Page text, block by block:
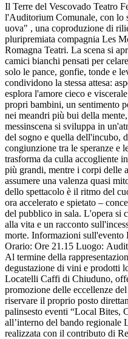
Il Terre del Vescovado Teatro
l'Auditorium Comunale, con lo
uova" , una coproduzione di
pluripremiata compagnia Les
Romagna Teatri. La scena si
camici bianchi pensati per
solo le pance, gonfie, tonde e
condividono la stessa attesa:
esplora l'amore cieco e
propri bambini, un sentimento
nei meandri più bui della
messinscena si sviluppa in
del sogno e quella dell'incubo,
congiunzione tra le speranze e
trasforma da culla accogliente
più grandi, mentre i corpi delle
assumere una valenza quasi
dello spettacolo è il ritmo del
ora accelerato e spietato –
del pubblico in sala. L'opera si
alla vita e un racconto
morte. Informazioni sull'evento
Orario: Ore 21.15 Luogo:
Al termine della
degustazione di vini e prodotti
Locatelli Caffi di Chiuduno,
promozione delle eccellenze
riservare il proprio posto
palinsesto eventi “Local Bites,
all’interno del bando
realizzata con il contributo di